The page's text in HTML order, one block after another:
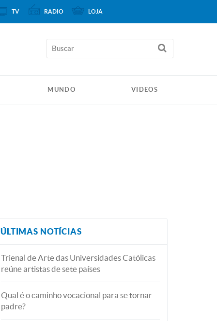
MUNDO VIDEOS
ÚLTIMAS NOTÍCIAS
Trienal de Arte das Universidades Católicas
reúne artistas de sete países
Qual é o caminho vocacional para se tornar
padre?
TV RÁDIO LOJA